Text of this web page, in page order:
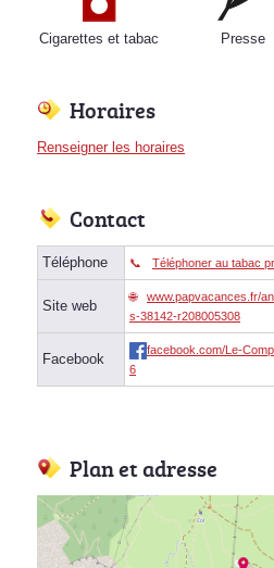
Cigarettes et tabac Presse
Horaires
Renseigner les horaires
Contact
Téléphone Téléphoner au tabac
Site web
www.papvacances.fr/
s-38142-r208005308
Facebook
facebook.com/Le-
6
Plan et adresse